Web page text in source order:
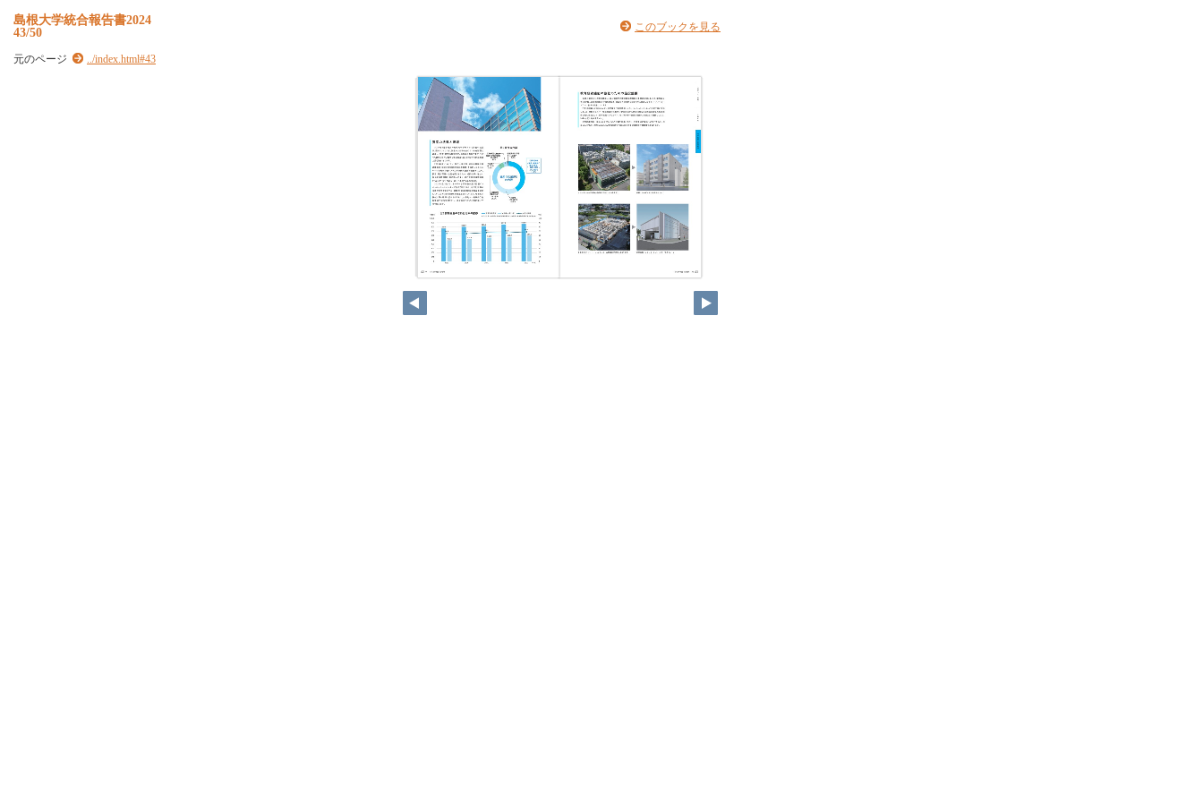
42 43
島根大学統合報告書2024
43/50
元のページ ../index.html#43
このブックを見る